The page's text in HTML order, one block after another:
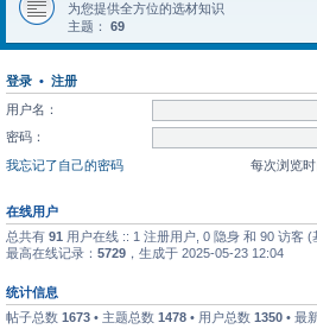
为您提供全方位的选材知识
主题： 69
登录 • 注册
用户名：
密码：
我忘记了自己的密码
每次浏览
在线用户
总共有 91 用户在线 :: 1 注册用户, 0 隐身 和 90 访客
最高在线记录： 5729 ，生成于 2025-05-23 12:04
统计信息
帖子总数 1673 • 主题总数 1478 • 用户总数 1350 • 最